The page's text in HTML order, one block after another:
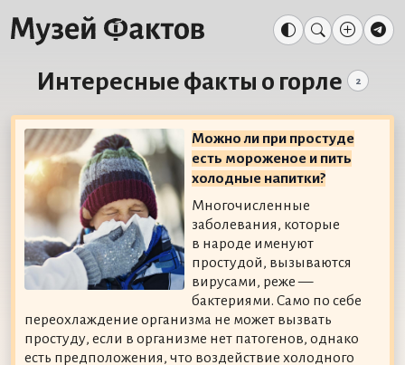
Интересные факты о горле 2
Можно ли при простуде
есть мороженое и пить
холодные напитки?
Многочисленные
заболевания, которые
в народе именуют
простудой, вызываются
вирусами, реже —
бактериями. Само по себе
переохлаждение организма не может вызвать
простуду, если в организме нет патогенов, однако
есть предположения, что воздействие холодного